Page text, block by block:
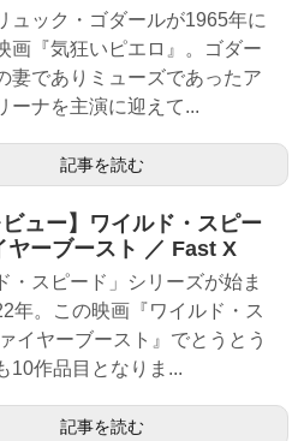
ュック・ゴダールが1965年に
画『気狂いピエロ』。ゴダー
妻でありミューズであったア
ーナを主演に迎えて...
記事を読む
ビュー】ワイルド・スピー
ヤーブースト ／ Fast X
・スピード」シリーズが始ま
年。この映画『ワイルド・ス
イヤーブースト』でとうとう
10作品目となりま...
記事を読む